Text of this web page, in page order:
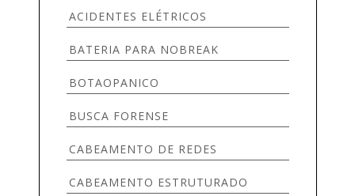
SEM CATEGORIA
SERVIDORES
TECNOLOGIA
TELEFONIA
VIDEOMONITORAMENTO
ACIDENTES ELÉTRICOS
BATERIA PARA NOBREAK
BOTAOPANICO
BUSCA FORENSE
CABEAMENTO DE REDES
CABEAMENTO ESTRUTURADO